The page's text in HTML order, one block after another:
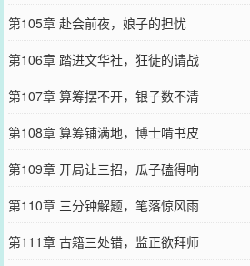
第105章 赴会前夜，娘子的担忧
第106章 踏进文华社，狂徒的请战
第107章 算筹摆不开，银子数不清
第108章 算筹铺满地，博士啃书皮
第109章 开局让三招，瓜子磕得响
第110章 三分钟解题，笔落惊风雨
第111章 古籍三处错，监正欲拜师